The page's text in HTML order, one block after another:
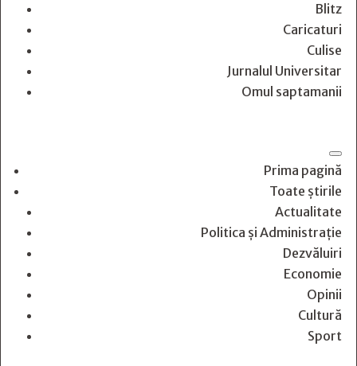
Blitz
Caricaturi
Culise
Jurnalul Universitar
Omul saptamanii
Prima pagină
Toate știrile
Actualitate
Politica și Administrație
Dezvăluiri
Economie
Opinii
Cultură
Sport